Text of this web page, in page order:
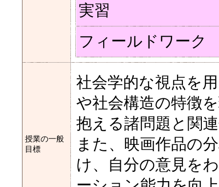
実習
フィールドワーク
授業の一般
目標
社会学的な視点を
や社会構造の特徴
抱える諸問題と関
また、映画作品の
け、自分の意見を